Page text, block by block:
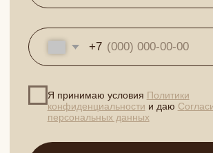
Клиника врачебной косметологии в
Тамбове. Современные методики,
опытные врачи.